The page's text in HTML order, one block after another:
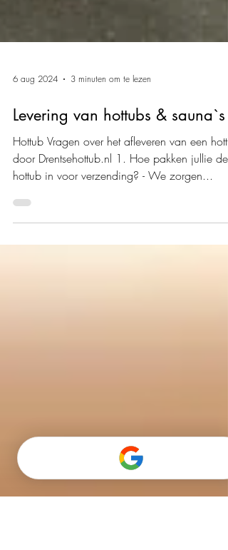
6 aug 2024 3 minuten om te lezen
Levering van hottubs & sauna`s
Hottub Vragen over het afleveren van een
door Drentsehottub.nl 1. Hoe pakken jullie de